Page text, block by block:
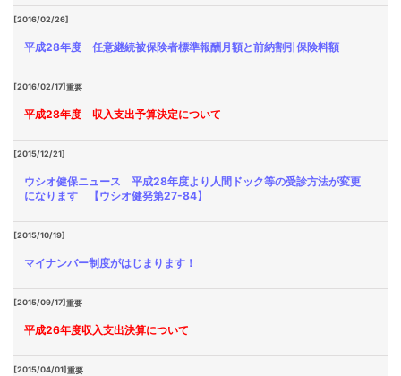
[2016/02/26]
平成28年度 任意継続被保険者標準報酬月額と前納割引保険料額
[2016/02/17]重要
平成28年度 収入支出予算決定について
[2015/12/21]
ウシオ健保ニュース 平成28年度より人間ドック等の受診方法が変更
になります 【ウシオ健発第27-84】
[2015/10/19]
マイナンバー制度がはじまります！
[2015/09/17]重要
平成26年度収入支出決算について
[2015/04/01]重要